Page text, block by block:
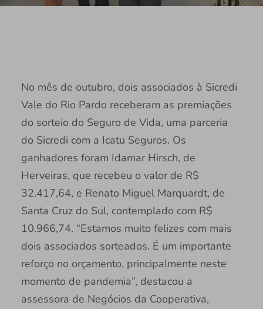
No mês de outubro, dois associados à Sicredi
Vale do Rio Pardo receberam as premiações
do sorteio do Seguro de Vida, uma parceria
do Sicredi com a Icatu Seguros. Os
ganhadores foram Idamar Hirsch, de
Herveiras, que recebeu o valor de R$
32.417,64, e Renato Miguel Marquardt, de
Santa Cruz do Sul, contemplado com R$
10.966,74. “Estamos muito felizes com mais
dois associados sorteados. É um importante
reforço no orçamento, principalmente neste
momento de pandemia”, destacou a
assessora de Negócios da Cooperativa,